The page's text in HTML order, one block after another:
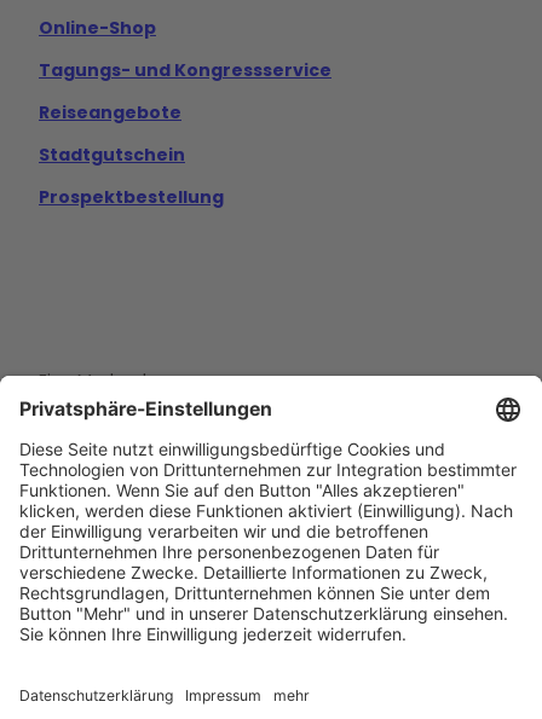
m
Online-Shop
Tagungs- und Kongressservice
Reiseangebote
Stadtgutschein
Prospektbestellung
Eine Marke der
Wolfsburg Wirtschaft und Marketing GmbH
Porschestraße 26
38440 Wolfsburg
+49 5361 89994-0
info@wmg-wolfsburg.de
Datenschutz